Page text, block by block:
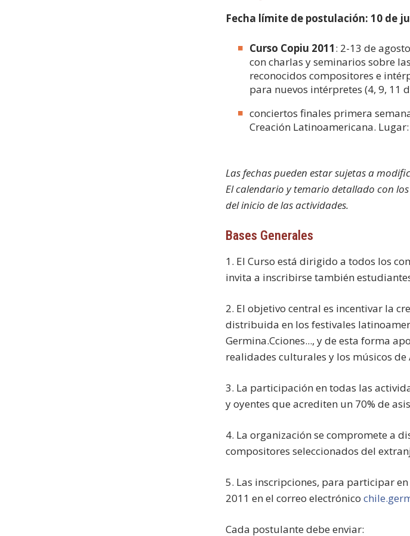
Fecha límite de postulación: 10 de
Curso Copiu 2011: 2-13 de
con charlas y seminarios sobre
reconocidos compositores e
para nuevos intérpretes (4, 9, 11
conciertos finales primera
Creación Latinoamericana.
Las fechas pueden estar sujetas a
El calendario y temario detallado con
del inicio de las actividades.
Bases Generales
1. El Curso está dirigido a todos los
invita a inscribirse también
2. El objetivo central es incentivar la
distribuida en los festivales
Germina.Cciones..., y de esta forma
realidades culturales y los músicos de
3. La participación en todas las
y oyentes que acrediten un 70% de
4. La organización se compromete a
compositores seleccionados del
5. Las inscripciones, para participar
2011 en el correo electrónico
Cada postulante debe enviar: